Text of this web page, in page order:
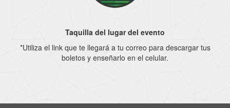
Taquilla del lugar del evento
*Utiliza el link que te llegará a tu correo para descargar tus
boletos y enseñarlo en el celular.